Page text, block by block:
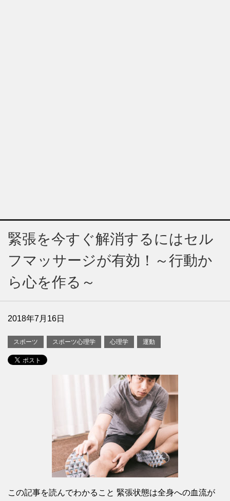
緊張を今すぐ解消するにはセル
フマッサージが有効！～行動か
ら心を作る～
2018年7月16日
スポーツ スポーツ心理学 心理学 運動
この記事を読んでわかること 緊張状態は全身への血流が